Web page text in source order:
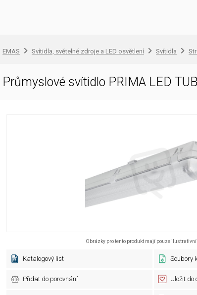
EMAS Svítidla, světelné zdroje a LED osvětlení Svítidla
Průmyslové svítidlo PRIMA LED
Obrázky pro tento produkt mají pouze ilustrativní
Katalogový list Soubory
Přidat do porovnání Uložit do